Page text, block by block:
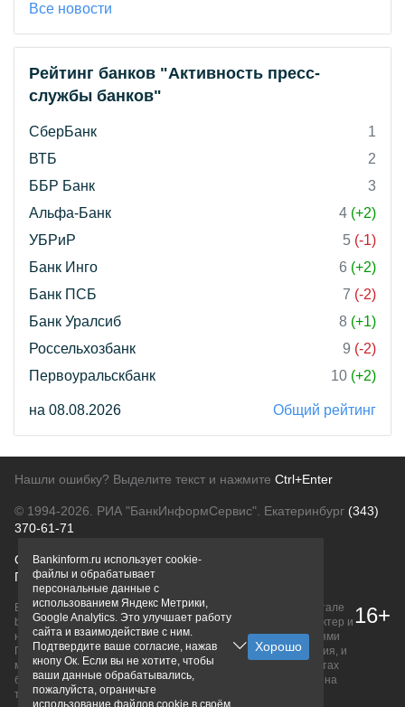
Все новости
Рейтинг банков "Активность пресс-
службы банков"
СберБанк
1
ВТБ
2
ББР Банк
3
Альфа-Банк
4 (+2)
УБРиР
5 (-1)
Банк Инго
6 (+2)
Банк ПСБ
7 (-2)
Банк Уралсиб
8 (+1)
Россельхозбанк
9 (-2)
Первоуральскбанк
10 (+2)
на 08.08.2026 Общий рейтинг
Нашли ошибку? Выделите текст и нажмите Ctrl+Enter
© 1994-2026. РИА "БанкИнформСервис". Екатеринбург (343)
370-61-71
О проектеПолитика конфиденциальности
Правовая информацияДля рекламодателей
Вся информация о продуктах банков, размещенная на портале
bankinform.ru, носит исключительно ознакомительный характер и
не является публичной офертой, определяемой положениями
ГК РФ. Информация не содержит точного и полного описания, и
может быть изменена. Конечные условия уточняйте на сайтах
банков или при личном обращении. Исключительное право на
товарные знаки принадлежит их правообладателям.
16+
Bankinform.ru использует cookie-
файлы и обрабатывает
персональные данные с
использованием Яндекс Метрики,
Google Analytics. Это улучшает работу
сайта и взаимодействие с ним.
Подтвердите ваше согласие, нажав
кнопу Ок. Если вы не хотите, чтобы
ваши данные обрабатывались,
пожалуйста, ограничьте
использование файлов cookie в своём